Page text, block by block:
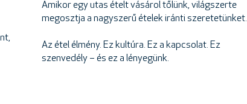
Amikor egy utas ételt vásárol tőlünk, világszerte
megosztja a nagyszerű ételek iránti szeretetünket.
Az étel élmény. Ez kultúra. Ez a kapcsolat. Ez
szenvedély – és ez a lényegünk.